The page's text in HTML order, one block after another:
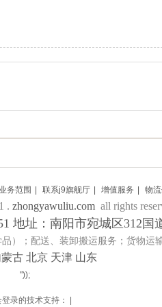
务范围 联系j9旗舰厅 增值服务 物
. zhongyawuliu.com all rights
地址：南阳市宛城区312
）；配送、装卸搬运服务；货物运
古 北京 天津 山东
"));
录的技术支持： |